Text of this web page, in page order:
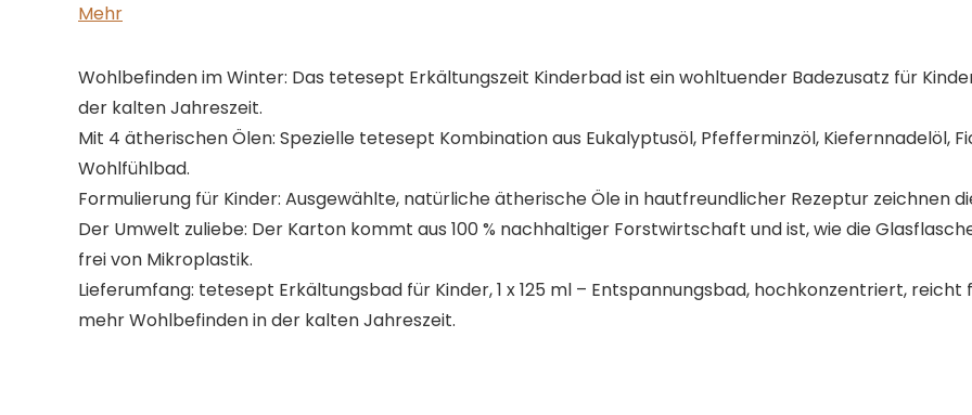
Mehr
Wohlbefinden im Winter: Das tetesept Erkältungszeit Kinderbad ist ein wohltuender Badezusatz für
der kalten Jahreszeit.
Mit 4 ätherischen Ölen: Spezielle tetesept Kombination aus Eukalyptusöl, Pfefferminzöl, Kiefernnadelöl,
Wohlfühlbad.
Formulierung für Kinder: Ausgewählte, natürliche ätherische Öle in hautfreundlicher Rezeptur zeichnen
Der Umwelt zuliebe: Der Karton kommt aus 100 % nachhaltiger Forstwirtschaft und ist, wie die
frei von Mikroplastik.
Lieferumfang: tetesept Erkältungsbad für Kinder, 1 x 125 ml – Entspannungsbad, hochkonzentriert, reicht
mehr Wohlbefinden in der kalten Jahreszeit.